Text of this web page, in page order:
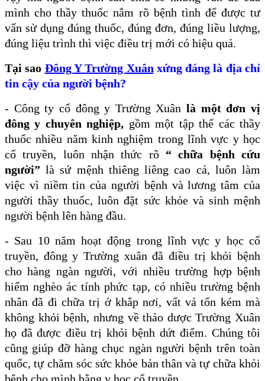
mình cho thầy thuốc nắm rõ bệnh tình để được tư
vấn sử dụng đúng thuốc, đúng đơn, đúng liều lượng,
đúng liệu trình thì việc điều trị mới có hiệu quả.
Tại sao Đông Y Trường Xuân xứng đáng là địa chỉ
tin cậy của người bệnh?
- Công ty cổ đông y Trường Xuânlà một đơn vị
đông y chuyên nghiệp, gồm một tập thể các thầy
thuốc nhiều năm kinh nghiệm trong lĩnh vực y học
cổ truyền, luôn nhận thức rõ “ chữa bệnh cứu
người” là sứ mệnh thiêng liêng cao cả, luôn làm
việc vì niềm tin của người bệnh và lương tâm của
người thầy thuốc, luôn đặt sức khỏe và sinh mệnh
người bệnh lên hàng đầu.
- Sau 10 năm hoạt động trong lĩnh vực y học cổ
truyền, đông y Trường xuân đã điều trị khỏi bệnh
cho hàng ngàn người, với nhiều trường hợp bệnh
hiểm nghèo ác tính phức tạp, có nhiều trường bệnh
nhân đã đi chữa trị ở khắp nơi, vất vả tốn kém mà
không khỏi bệnh, nhưng về thảo dược Trường Xuân
họ đã được điều trị khỏi bệnh dứt điểm. Chúng tôi
cũng giúp đỡhàng chục ngàn người bệnh trên toàn
quốc, tự chăm sóc sức khỏe bản thân và tự chữa khỏi